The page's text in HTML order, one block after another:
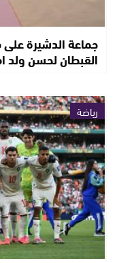
جماعة الدشيرة
القبطان لحسن ولد
رياضة